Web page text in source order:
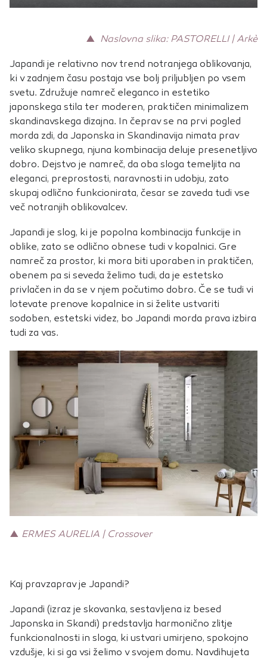
▲ Naslovna slika: PASTORELLI | Arkè
Japandi je relativno nov trend notranjega oblikovanja,
ki v zadnjem času postaja vse bolj priljubljen po vsem
svetu. Združuje namreč eleganco in estetiko
japonskega stila ter moderen, praktičen minimalizem
skandinavskega dizajna. In čeprav se na prvi pogled
morda zdi, da Japonska in Skandinavija nimata prav
veliko skupnega, njuna kombinacija deluje presenetljivo
dobro. Dejstvo je namreč, da oba sloga temeljita na
eleganci, preprostosti, naravnosti in udobju, zato
skupaj odlično funkcionirata, česar se zaveda tudi vse
več notranjih oblikovalcev.
Japandi je slog, ki je popolna kombinacija funkcije in
oblike, zato se odlično obnese tudi v kopalnici. Gre
namreč za prostor, ki mora biti uporaben in praktičen,
obenem pa si seveda želimo tudi, da je estetsko
privlačen in da se v njem počutimo dobro. Če se tudi vi
lotevate prenove kopalnice in si želite ustvariti
sodoben, estetski videz, bo Japandi morda prava izbira
tudi za vas.
▲ ERMES AURELIA | Crossover
Kaj pravzaprav je Japandi?
Japandi (izraz je skovanka, sestavljena iz besed
Japonska in Skandi) predstavlja harmonično zlitje
funkcionalnosti in sloga, ki ustvari umirjeno, spokojno
vzdušje, ki si ga vsi želimo v svojem domu. Navdihujeta
piškotkov zavrnete, ne bomo vedeli, kdaj ste obiskali naše
Piškotki za marketing
Te piškotke nastavijo naši oglaševalski partnerji.
Partnerska oglaševalska podjetja jih lahko uporabljajo za
izdelavo profila vaših interesov, ki ga nato uporabijo za
prikazovanje ustreznih oglasov na drugih spletnih mestih.
Pri delu uporabljajo edinstveno prepoznavanje vašega
brskalnika in naprave. Če zavrnete uporabo teh piškotkov,
ne boste deležni našega ciljnega spletnega oglaševanja.
POTRDI MOJE IZBIRE
DOVOLI VSE